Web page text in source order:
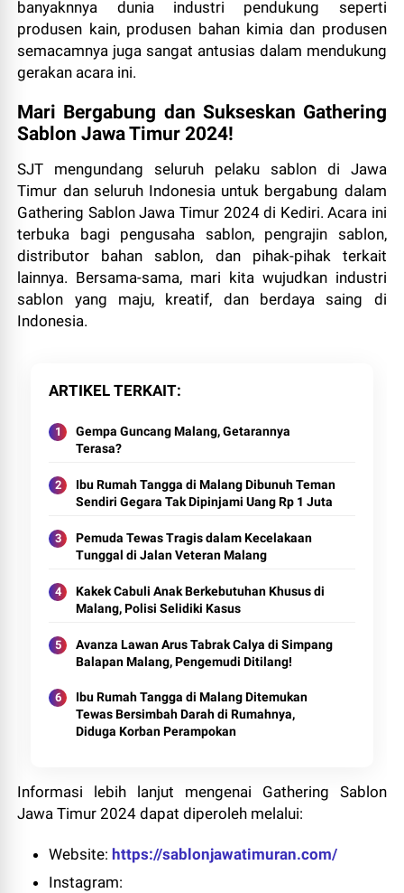
banyaknnya dunia industri pendukung seperti
produsen kain, produsen bahan kimia dan produsen
semacamnya juga sangat antusias dalam mendukung
gerakan acara ini.
Mari Bergabung dan Sukseskan Gathering
Sablon Jawa Timur 2024!
SJT mengundang seluruh pelaku sablon di Jawa
Timur dan seluruh Indonesia untuk bergabung dalam
Gathering Sablon Jawa Timur 2024 di Kediri. Acara ini
terbuka bagi pengusaha sablon, pengrajin sablon,
distributor bahan sablon, dan pihak-pihak terkait
lainnya. Bersama-sama, mari kita wujudkan industri
sablon yang maju, kreatif, dan berdaya saing di
Indonesia.
ARTIKEL TERKAIT
Gempa Guncang Malang, Getarannya
Terasa?
Ibu Rumah Tangga di Malang Dibunuh Teman
Sendiri Gegara Tak Dipinjami Uang Rp 1 Juta
Pemuda Tewas Tragis dalam Kecelakaan
Tunggal di Jalan Veteran Malang
Kakek Cabuli Anak Berkebutuhan Khusus di
Malang, Polisi Selidiki Kasus
Avanza Lawan Arus Tabrak Calya di Simpang
Balapan Malang, Pengemudi Ditilang!
Ibu Rumah Tangga di Malang Ditemukan
Tewas Bersimbah Darah di Rumahnya,
Diduga Korban Perampokan
Informasi lebih lanjut mengenai Gathering Sablon
Jawa Timur 2024 dapat diperoleh melalui:
Website: https://sablonjawatimuran.com/
Instagram: